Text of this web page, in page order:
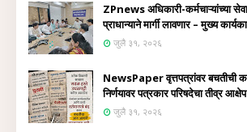
ZPnews अधिकारी-कर्मचाऱ्यांच्या
प्राधान्याने मार्गी लावणार – मुख्य
जुलै ३१, २०२६
NewsPaper वृत्तपत्रांवर बचतीची
निर्णयावर पत्रकार परिषदेचा तीव्र आक्षेप
जुलै ३१, २०२६